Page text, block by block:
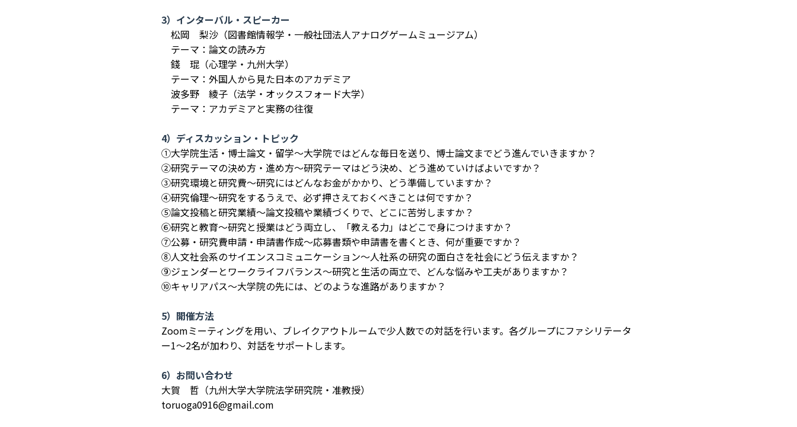
3）インターバル・スピーカー
松岡 梨沙（図書館情報学・一般社団法人アナログゲームミュージアム）
テーマ：論文の読み方
錢 琨（心理学・九州大学）
テーマ：外国人から見た日本のアカデミア
波多野 綾子（法学・オックスフォード大学）
テーマ：アカデミアと実務の往復
4）ディスカッション・トピック
①大学院生活・博士論文・留学～大学院ではどんな毎日を送り、博士論文までどう進んでいきますか？
②研究テーマの決め方・進め方～研究テーマはどう決め、どう進めていけばよいですか？
③研究環境と研究費～研究にはどんなお金がかかり、どう準備していますか？
④研究倫理～研究をするうえで、必ず押さえておくべきことは何ですか？
⑤論文投稿と研究業績～論文投稿や業績づくりで、どこに苦労しますか？
⑥研究と教育～研究と授業はどう両立し、「教える力」はどこで身につけますか？
⑦公募・研究費申請・申請書作成～応募書類や申請書を書くとき、何が重要ですか？
⑧人文社会系のサイエンスコミュニケーション～人社系の研究の面白さを社会にどう伝えますか？
⑨ジェンダーとワークライフバランス～研究と生活の両立で、どんな悩みや工夫がありますか？
➉キャリアパス～大学院の先には、どのような進路がありますか？
5）開催方法
Zoomミーティングを用い、ブレイクアウトルームで少人数での対話を行います。各グループにファシリテータ
ー1～2名が加わり、対話をサポートします。
6）お問い合わせ
大賀 哲（九州大学大学院法学研究院・准教授）
toruoga0916@gmail.com